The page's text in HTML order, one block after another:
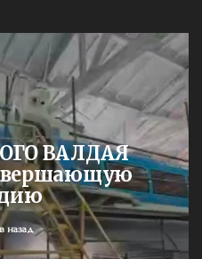
ВАЛДАЯ
назад